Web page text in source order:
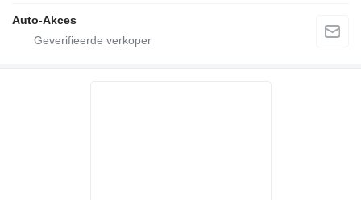
Auto-Akces